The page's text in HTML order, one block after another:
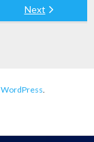
Next
WordPress.